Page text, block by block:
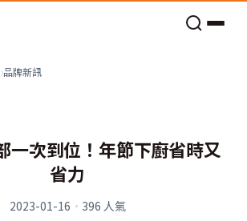
品牌新訊
一次到位！年節下廚省時又
省力
2023-01-16 · 396 人氣